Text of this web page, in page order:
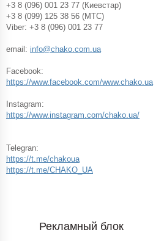
+3 8 (096) 001 23 77 (Киевстар)
+3 8 (099) 125 38 56 (МТС)
Viber: +3 8 (096) 001 23 77
email: info@chako.com.ua
Facebook:
https://www.facebook.com/www.chako.ua
Instagram:
https://www.instagram.com/chako.ua/
Telegran:
https://t.me/chakoua
https://t.me/CHAKO_UA
Рекламный блок